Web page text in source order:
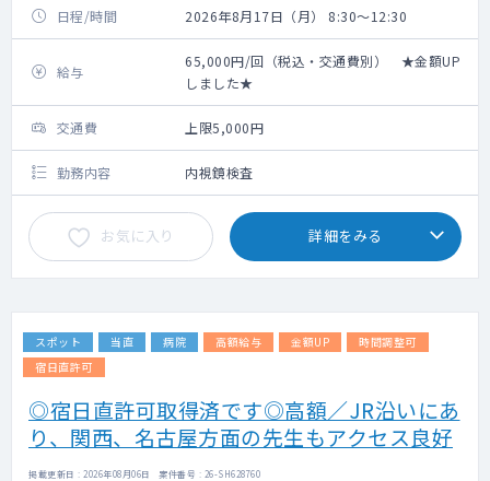
日程/時間 2026年8月17日（月） 8:30～12:30
給与
65,000円/回（税込・交通費別） ★金額UP
しました★
交通費 上限5,000円
勤務内容 内視鏡検査
お気に入り 詳細をみる
スポット 当直 病院 高額給与 金額UP
時間調整可
宿日直許可
◎宿日直許可取得済です◎高額／JR沿いにあ
り、関西、名古屋方面の先生もアクセス良好
掲載更新日 : 2026年08月06日 案件番号 : 26-SH628760